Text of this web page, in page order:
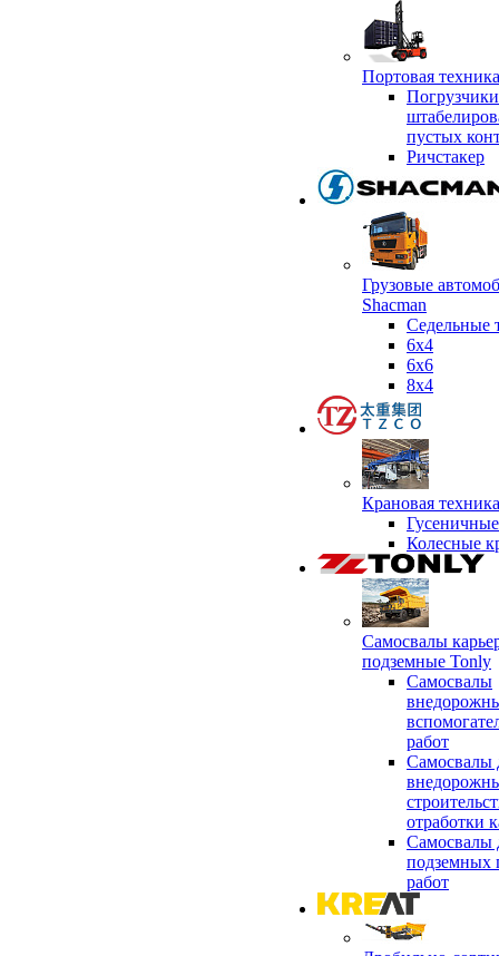
Портовая
пустых
Ричстакер
Грузовые
Shacman
Седельные
6х4
6x6
8x4
Крановая
Колесные
Самосвалы
подземные Tonly
Самосвалы
работ
Самосвалы
отработки
Самосвалы
подземных
работ